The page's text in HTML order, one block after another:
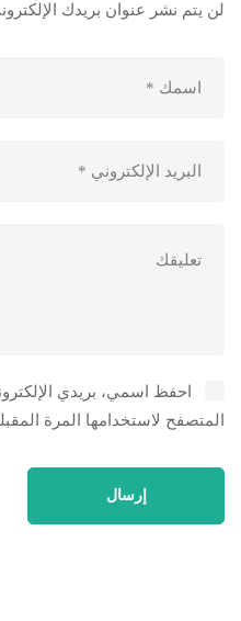
لن يتم نشر عنوان بريدك
احفظ اسمي، بريدي
المتصفح لاستخدامها المرة